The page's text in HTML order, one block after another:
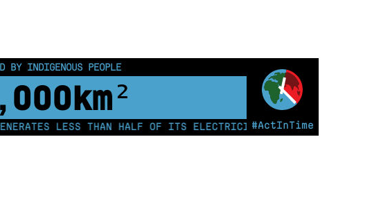
#ActInTime
BY INDIGENOUS PEOPLE
km²
THAN HALF OF ITS ELECTRICITY FROM COAL FOR THE